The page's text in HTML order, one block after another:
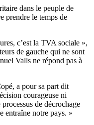
dans le peuple de
prendre le temps de
c’est la TVA sociale »,
de gauche qui ne sont
Valls ne répond pas à
a pour sa part dit
courageuse ni
de décrochage
entraîne notre pays. »